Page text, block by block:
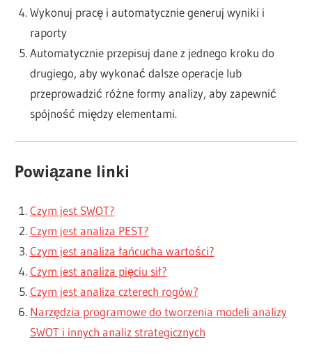
Wykonuj pracę i automatycznie generuj wyniki i
raporty
Automatycznie przepisuj dane z jednego kroku do
drugiego, aby wykonać dalsze operacje lub
przeprowadzić różne formy analizy, aby zapewnić
spójność między elementami.
Powiązane linki
Czym jest SWOT?
Czym jest analiza PEST?
Czym jest analiza łańcucha wartości?
Czym jest analiza pięciu sił?
Czym jest analiza czterech rogów?
Narzędzia programowe do tworzenia modeli analizy
SWOT i innych analiz strategicznych